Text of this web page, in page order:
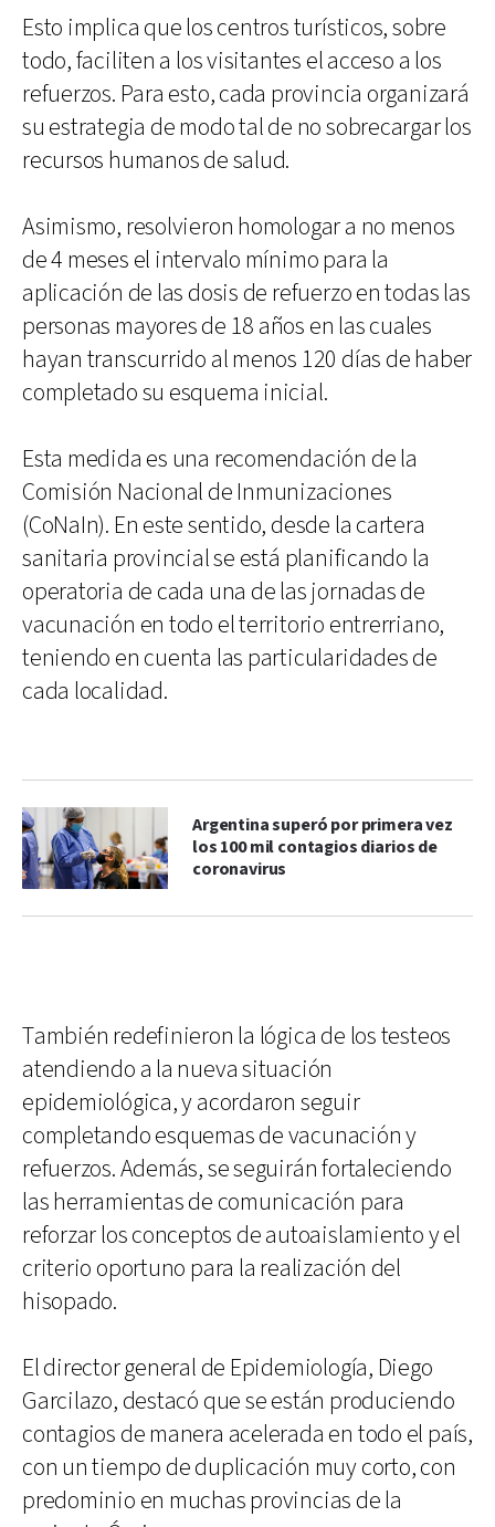
Esto implica que los centros turísticos, sobre
todo, faciliten a los visitantes el acceso a los
refuerzos. Para esto, cada provincia organizará
su estrategia de modo tal de no sobrecargar los
recursos humanos de salud.
Asimismo, resolvieron homologar a no menos
de 4 meses el intervalo mínimo para la
aplicación de las dosis de refuerzo en todas las
personas mayores de 18 años en las cuales
hayan transcurrido al menos 120 días de haber
completado su esquema inicial.
Esta medida es una recomendación de la
Comisión Nacional de Inmunizaciones
(CoNaIn). En este sentido, desde la cartera
sanitaria provincial se está planificando la
operatoria de cada una de las jornadas de
vacunación en todo el territorio entrerriano,
teniendo en cuenta las particularidades de
cada localidad.
Argentina superó por primera vez
los 100 mil contagios diarios de
coronavirus
También redefinieron la lógica de los testeos
atendiendo a la nueva situación
epidemiológica, y acordaron seguir
completando esquemas de vacunación y
refuerzos. Además, se seguirán fortaleciendo
las herramientas de comunicación para
reforzar los conceptos de autoaislamiento y el
criterio oportuno para la realización del
hisopado.
El director general de Epidemiología, Diego
Garcilazo, destacó que se están produciendo
contagios de manera acelerada en todo el país,
con un tiempo de duplicación muy corto, con
predominio en muchas provincias de la